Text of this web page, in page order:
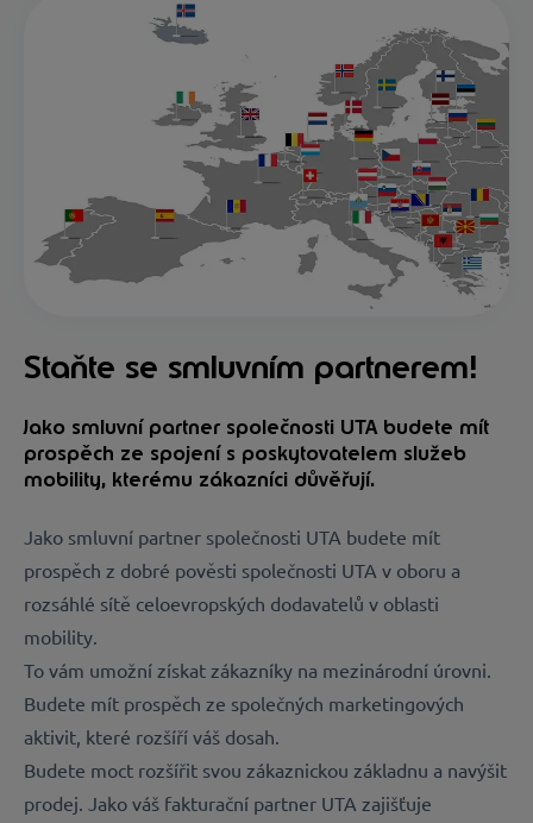
Staňte se smluvním partnerem!
Jako smluvní partner společnosti UTA budete mít
prospěch ze spojení s poskytovatelem služeb
mobility, kterému zákazníci důvěřují.
Jako smluvní partner společnosti UTA budete mít
prospěch z dobré pověsti společnosti UTA v oboru a
rozsáhlé sítě celoevropských dodavatelů v oblasti
mobility.
To vám umožní získat zákazníky na mezinárodní úrovni.
Budete mít prospěch ze společných marketingových
aktivit, které rozšíří váš dosah.
Budete moct rozšířit svou zákaznickou základnu a navýšit
prodej. Jako váš fakturační partner UTA zajišťuje